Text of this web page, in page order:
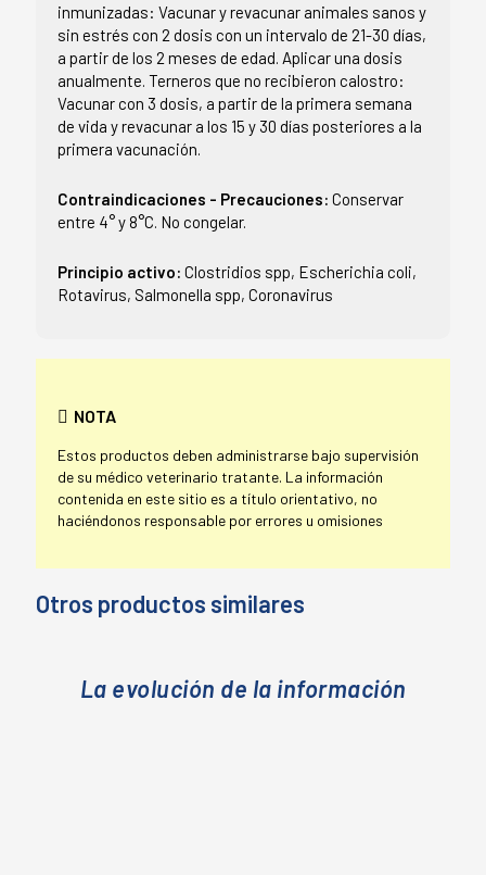
inmunizadas: Vacunar y revacunar animales sanos y
sin estrés con 2 dosis con un intervalo de 21-30 días,
a partir de los 2 meses de edad. Aplicar una dosis
anualmente. Terneros que no recibieron calostro:
Vacunar con 3 dosis, a partir de la primera semana
de vida y revacunar a los 15 y 30 días posteriores a la
primera vacunación.
Contraindicaciones - Precauciones: Conservar
entre 4° y 8°C. No congelar.
Principio activo: Clostridios spp, Escherichia coli,
Rotavirus, Salmonella spp, Coronavirus
NOTA
Estos productos deben administrarse bajo supervisión
de su médico veterinario tratante. La información
contenida en este sitio es a título orientativo, no
haciéndonos responsable por errores u omisiones
Otros productos similares
La evolución de la información